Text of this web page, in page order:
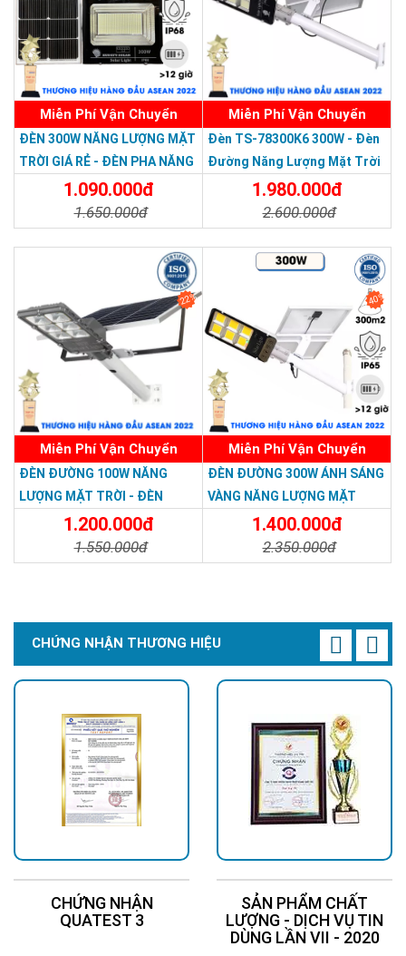
Thương hiệu dẫn đầu Việt Nam 2023
Miễn Phí Vận Chuyển
ĐÈN 300W NĂNG LƯỢNG MẶT
TRỜI GIÁ RẺ - ĐÈN PHA NĂNG
LƯỢNG MẶT TRỜI 300W MẪU
1.090.000đ
1.650.000đ
Miễn Phí Vận Chuyển
Đèn TS-78300K6 300W - Đèn
Đường Năng Lượng Mặt Trời
300W TS-78300K6 - Solar
Light 300W
1.980.000đ
2.600.000đ
22%
Miễn Phí Vận Chuyển
ĐÈN ĐƯỜNG 100W NĂNG
LƯỢNG MẶT TRỜI - ĐÈN
ĐƯỜNG NĂNG LƯỢNG MẶT
TRỜI 100W GIÁ RẺ - Solar
Light 100W
1.200.000đ
1.550.000đ
40%
Miễn Phí Vận Chuyển
ĐÈN ĐƯỜNG 300W ÁNH SÁNG
VÀNG NĂNG LƯỢNG MẶT
TRỜI - Solar Light 300W
1.400.000đ
2.350.000đ
CHỨNG NHẬN THƯƠNG HIỆU
CHỨNG NHẬN
QUATEST 3
SẢN PHẨM CHẤT
LƯỢNG - DỊCH VỤ TIN
DÙNG LẦN VII - 2020